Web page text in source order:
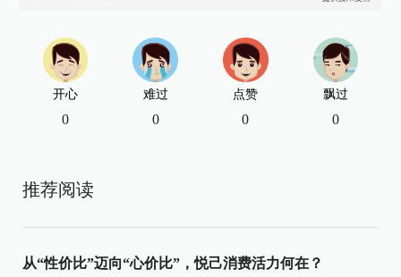
开心
0
难过
0
点赞
0
飘过
0
推荐阅读
从“性价比”迈向“心价比”，悦己消费活力何在？